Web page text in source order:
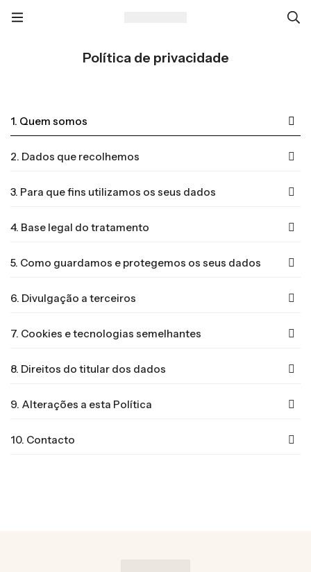
Política de privacidade
1. Quem somos
2. Dados que recolhemos
3. Para que fins utilizamos os seus dados
4. Base legal do tratamento
5. Como guardamos e protegemos os seus dados
6. Divulgação a terceiros
7. Cookies e tecnologias semelhantes
8. Direitos do titular dos dados
9. Alterações a esta Política
10. Contacto